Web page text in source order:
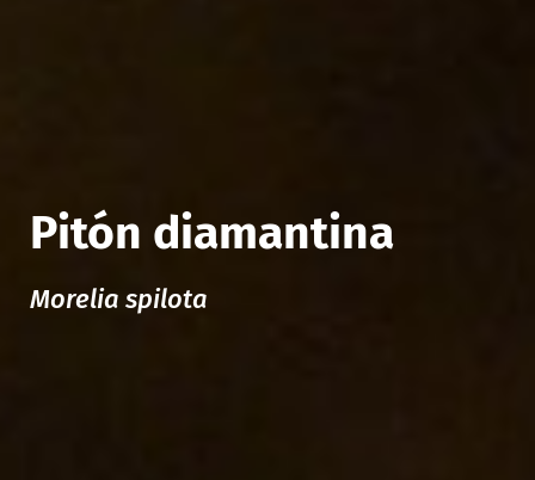
Pitón diamantina
Morelia spilota